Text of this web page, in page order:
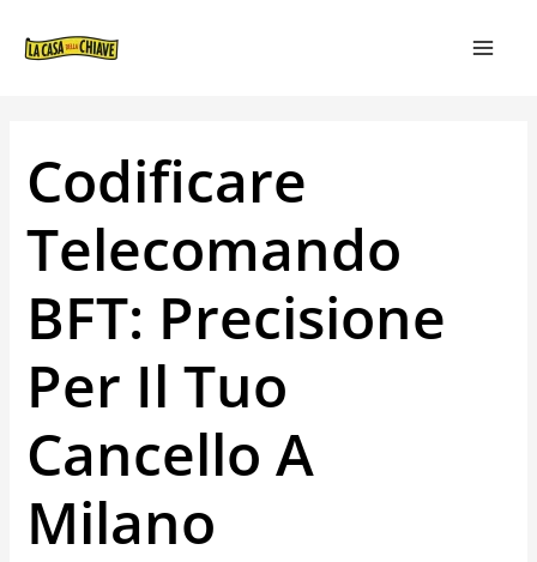
Codificare
Telecomando
BFT: Precisione
Per Il Tuo
Cancello A
Milano
ARTICOLI